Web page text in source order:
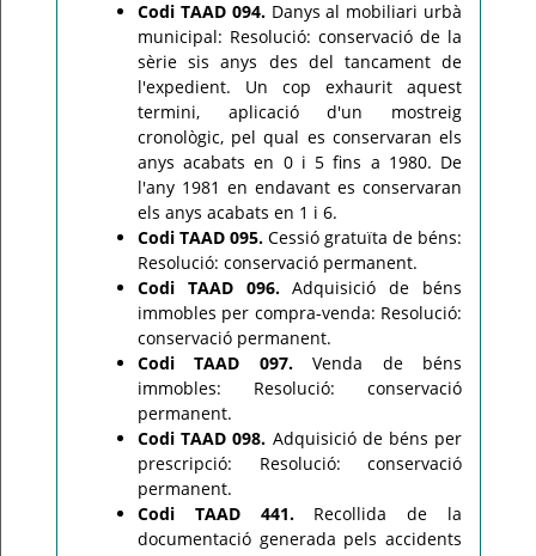
Codi TAAD 094.Danys al mobiliari urbà
municipal: Resolució: conservació de la
sèrie sis anys des del tancament de
l'expedient. Un cop exhaurit aquest
termini, aplicació d'un mostreig
cronològic, pel qual es conservaran els
anys acabats en 0 i 5 fins a 1980. De
l'any 1981 en endavant es conservaran
els anys acabats en 1 i 6.
Codi TAAD 095. Cessió gratuïta de béns:
Resolució: conservació permanent.
Codi TAAD 096.Adquisició de béns
immobles per compra-venda: Resolució:
conservació permanent.
Codi TAAD 097.Venda de béns
immobles: Resolució: conservació
permanent.
Codi TAAD 098. Adquisició de béns per
prescripció: Resolució: conservació
permanent.
Codi TAAD 441.Recollida de la
documentació generada pels accidents